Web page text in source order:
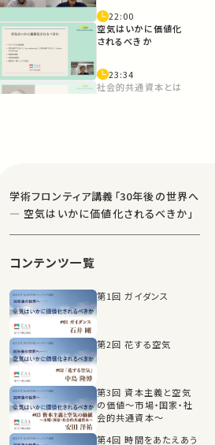
22:00
空気はいかに価値化
されるべきか
23:34
社会的共通資本とは
47:10
エンディング（石井先
生）
学術フロンティア講義「30年後の世界へ
― 空気はいかに価値化されるべきか」
コンテンツ一覧
第1回 ガイダンス
第2回 花する空気
第3回 資本主義と空気
の価値〜市場・国家・社
会的共通資本〜
第4回 時間をあたえあう